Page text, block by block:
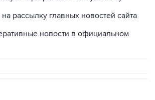
новости в официальном